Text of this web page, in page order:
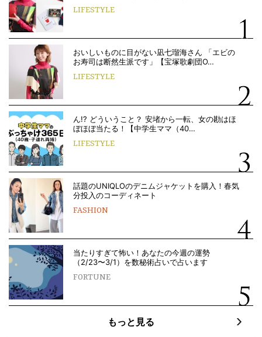
LIFESTYLE
おいしいものに目がない凪七瑠海さん 「エビの
お寿司は断然生派です」【宝塚歌劇団O…
LIFESTYLE
ん!? どういうこと？ 安堵から一転、女の勘はほ
ぼほぼ当たる！【中学生ママ（40…
LIFESTYLE
話題のUNIQLOのデニムジャケットを購入！春気
分投入のコーディネート
FASHION
当たりすぎて怖い！あなたの今週の運勢
（2/23〜3/1）を数秘術占いで占います
FORTUNE
もっと見る